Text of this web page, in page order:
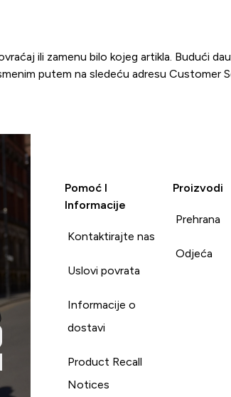
ili zamenu bilo kojeg artikla. Budući
putem na sledeću adresu Customer
Pomoć I
Informacije
Kontaktirajte nas
Uslovi povrata
Informacije o
dostavi
Product Recall
Notices
Proizvodi
Prehrana
Odjeća